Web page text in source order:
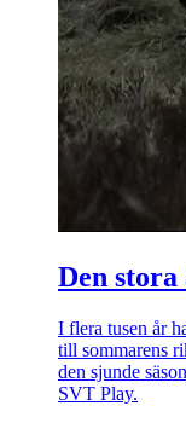
Den
I flera tusen år
till sommarens
den sjunde
SVT Play.